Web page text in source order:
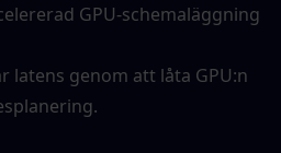
GPU-schemaläggning
latens genom att låta GPU:n